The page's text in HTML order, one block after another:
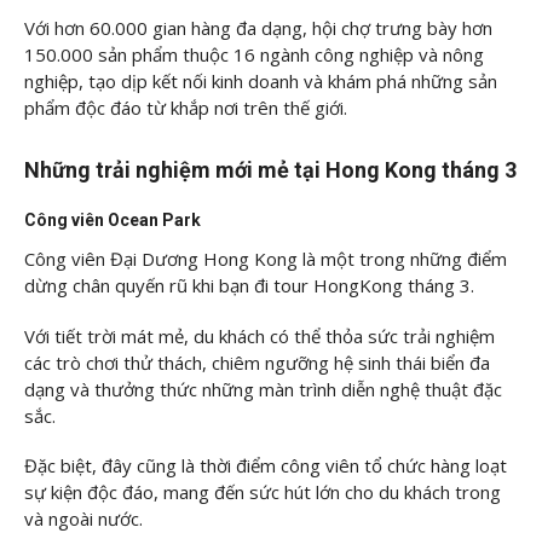
Với hơn 60.000 gian hàng đa dạng, hội chợ trưng bày hơn
150.000 sản phẩm thuộc 16 ngành công nghiệp và nông
nghiệp, tạo dịp kết nối kinh doanh và khám phá những sản
phẩm độc đáo từ khắp nơi trên thế giới.
Những trải nghiệm mới mẻ tại Hong Kong tháng 3
Công viên Ocean Park
Công viên Đại Dương Hong Kong là một trong những điểm
dừng chân quyến rũ khi bạn đi tour HongKong tháng 3.
Với tiết trời mát mẻ, du khách có thể thỏa sức trải nghiệm
các trò chơi thử thách, chiêm ngưỡng hệ sinh thái biển đa
dạng và thưởng thức những màn trình diễn nghệ thuật đặc
sắc.
Đặc biệt, đây cũng là thời điểm công viên tổ chức hàng loạt
sự kiện độc đáo, mang đến sức hút lớn cho du khách trong
và ngoài nước.